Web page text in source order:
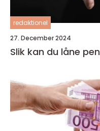
redaktionel
27. December 2024
Slik kan du låne